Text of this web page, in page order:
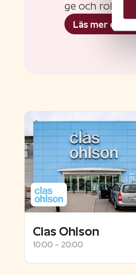
ge och roligt
Läs mer om
Clas Ohlson
10:00 – 20:00